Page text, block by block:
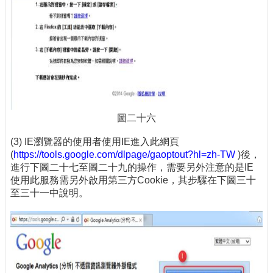
圖二十六
(3) IE瀏覽器的使用者使用IE進入此網頁
(https://tools.google.com/dlpage/gaoptout?hl=zh-TW )後，
進行下圖二十七至圖二十九的操作，需要另外注意的是IE
使用此服務需另外啟用第三方Cookie，其步驟在下圖三十
至三十一中說明。